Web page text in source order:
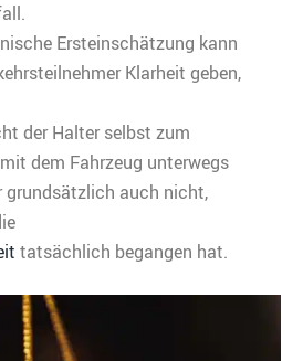
Ersteinschätzung kann
Klarheit geben,
der Halter selbst zum
dem Fahrzeug unterwegs
grundsätzlich auch nicht,
tatsächlich begangen hat.